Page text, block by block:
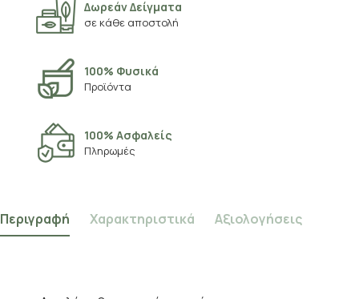
Δωρεάν Δείγματα
σε κάθε αποστολή
100% Φυσικά
Προϊόντα
100% Ασφαλείς
Πληρωμές
Περιγραφή Χαρακτηριστικά Αξιολογήσεις